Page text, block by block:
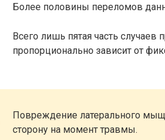
Более половины переломов
Всего лишь пятая часть
пропорционально зависит от
Повреждение латерального
сторону на момент травмы.